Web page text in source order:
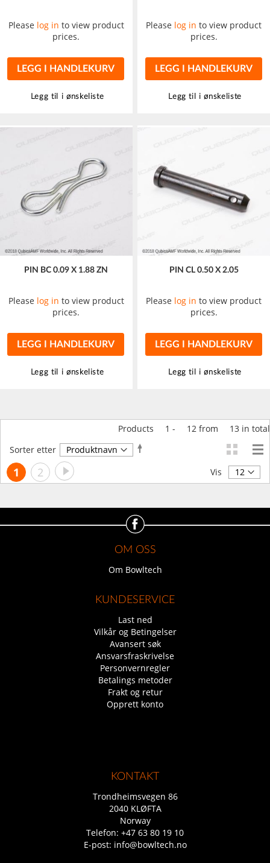
Please log in to view product
prices.
LEGG I HANDLEKURV
Legg til i ønskeliste
Please log in to view product
prices.
LEGG I HANDLEKURV
Legg til i ønskeliste
PIN BC 0.09 X 1.88 ZN
Please log in to view product
prices.
LEGG I HANDLEKURV
Legg til i ønskeliste
PIN CL 0.50 X 2.05
Please log in to view product
prices.
LEGG I HANDLEKURV
Legg til i ønskeliste
Products 1 - 12 from 13 in total
Sorter etter
Angi
Side
You're
reading
page
1 Side
2 Side
Neste Vis
OM OSS
Om Bowltech
KUNDESERVICE
Last ned
Vilkår og Betingelser
Avansert søk
Ansvarsfraskrivelse
Personvernregler
Betalings metoder
Frakt og retur
Opprett konto
KONTAKT
Trondheimsvegen 86
2040 KLØFTA
Norway
Telefon: +47 63 80 19 10
E-post: info@bowltech.no